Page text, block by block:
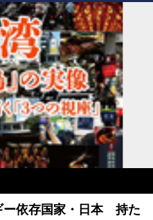
ー依存国家・日本 持た